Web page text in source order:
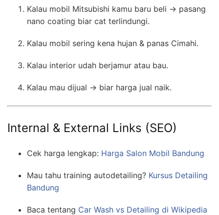
Kalau mobil Mitsubishi kamu baru beli → pasang
nano coating biar cat terlindungi.
Kalau mobil sering kena hujan & panas Cimahi.
Kalau interior udah berjamur atau bau.
Kalau mau dijual → biar harga jual naik.
Internal & External Links (SEO)
Cek harga lengkap: Harga Salon Mobil Bandung
Mau tahu training autodetailing? Kursus Detailing
Bandung
Baca tentang Car Wash vs Detailing di Wikipedia